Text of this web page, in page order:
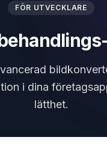
FÖR UTVECKLARE
i dina
lätthet.